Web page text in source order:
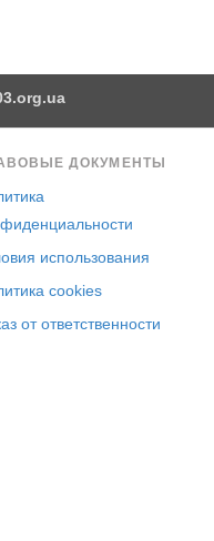
ДОКУМЕНТЫ
использования
cookies
от ответственности